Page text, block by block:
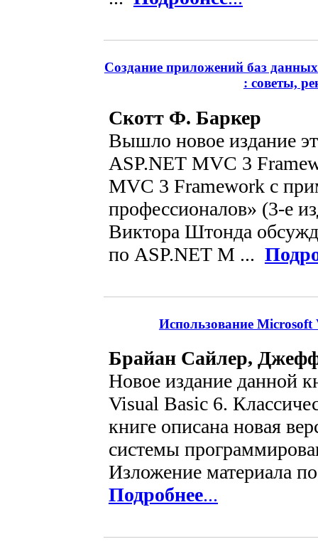
Создание приложений баз
: советы,
Скотт Ф. Баркер
Вышло новое издание
ASP.NET MVC 3
MVC 3 Framework с
профессионалов» (3-е
Виктора Штонда
по ASP.NET M ...
Использование Microsoft
Брайан Сайлер,
Новое издание данной
Visual Basic 6.
книге описана новая
системы
Изложение материала
Подробнее...